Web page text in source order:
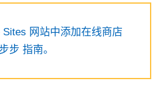
网站中添加在线商店
步 指南。